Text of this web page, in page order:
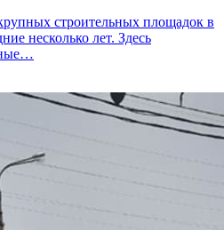
строительных площадок в
несколько лет. Здесь